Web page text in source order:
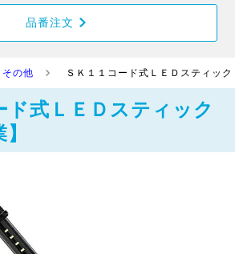
品番注文
その他 ＳＫ１１コード式ＬＥＤスティッ
ド式ＬＥＤスティック